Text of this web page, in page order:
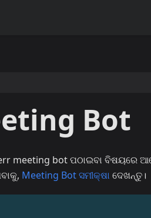
Bot
meeting bot ପଠାଇବା ବିଷୟରେ
Meeting Bot ସମୀକ୍ଷା ଦେଖନ୍ତୁ।